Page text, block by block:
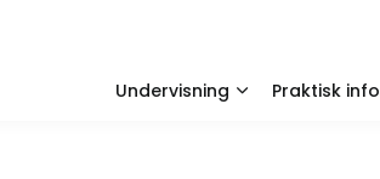
Undervisning Praktisk info